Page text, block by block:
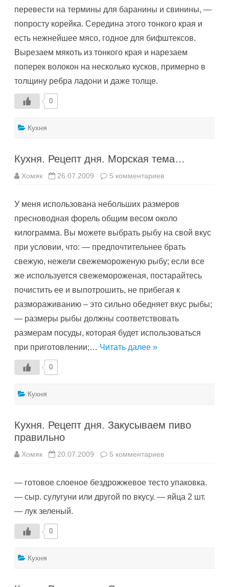
перевести на термины для баранины и свинины, —
попросту корейка. Середина этого тонкого края и
есть нежнейшее мясо, годное для бифштексов.
Вырезаем мякоть из тонкого края и нарезаем
поперек волокон на несколько кусков, примерно в
толщину ребра ладони и даже толще.
0
Кухня
Кухня. Рецепт дня. Морская тема…
Хомяк 26.07.2009 5 комментариевк
дня.
Морская
тема…
У меня использована небольших размеров
пресноводная форель общим весом около
килограмма. Вы можете выбрать рыбу на свой вкус
при условии, что: — предпочтительнее брать
свежую, нежели свежемороженую рыбу; если все
же используется свежемороженая, постарайтесь
почистить ее и выпотрошить, не прибегая к
размораживанию – это сильно обедняет вкус рыбы;
— размеры рыбы должны соответствовать
размерам посуды, которая будет использоваться
при приготовлении;… Читать далее »
0
Кухня
Кухня. Рецепт дня. Закусываем пиво
правильно
Хомяк 20.07.2009 5 комментариевк
дня.
Закусываем
пиво
правильно
— готовое слоеное бездрожжевое тесто упаковка.
— сыр. сулугуни или другой по вкусу. — яйца 2 шт.
— лук зеленый.
0
Кухня